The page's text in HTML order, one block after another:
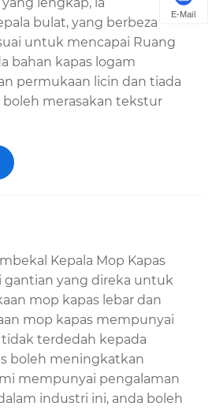
lengkap, ia
bulat, yang berbeza
untuk mencapai Ruang
bahan kapas logam
permukaan licin dan tiada
merasakan tekstur
Kepala Mop Kapas
gantian yang direka untuk
mop kapas lebar dan
mop kapas mempunyai
terdedah kepada
boleh meningkatkan
mempunyai pengalaman
industri ini, anda boleh
E-Mail